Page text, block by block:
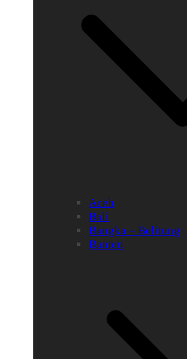
Aceh
Bali
Bangka – Belitung
Banten